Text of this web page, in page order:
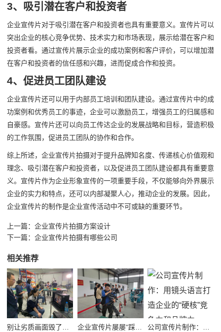
3、吸引潜在客户和投资者
企业宣传片对于吸引潜在客户和投资者也具有重要意义。宣传片可以
突出企业的核心竞争优势、技术实力和市场表现，展示给潜在客户和
投资者看。通过宣传片展示企业的成功案例和客户评价，可以增加潜
在客户和投资者的信任感和兴趣，进而促成合作和投资。
4、促进员工团队建设
企业宣传片还可以用于内部员工培训和团队建设。通过宣传片中的成
功案例和优秀员工的事迹，企业可以激励员工，增强员工的归属感和
自豪感。宣传片还可以向员工传达企业的发展战略和目标，营造积极
的工作氛围，促进员工团队的协作和合作。
综上所述，企业宣传片拍摄对于提升品牌知名度、传递核心价值观和
理念、吸引潜在客户和投资者，以及促进员工团队建设都具有重要意
义。宣传片作为企业形象宣传的一项重要手段，不仅能够向外界展示
企业的实力和特点，还可以内部凝聚人心，推动企业的发展。因此，
企业宣传片的制作是企业宣传活动中不可或缺的重要环节。
上一篇： 企业宣传片拍摄方案设计
下一篇： 企业宣传片拍摄有哪些公司
相关推荐